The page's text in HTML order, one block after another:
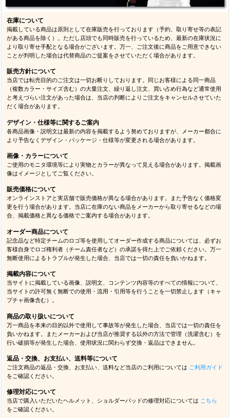
在庫について
掲載している商品は原則として在庫販売を行っております（予約、取り寄せ等の表記
がある商品を除く）。ただし店頭でも同時販売を行っているため、最新の在庫状況に
より取り寄せ手配となる場合がございます。万一、ご注文後に商品をご用意できない
ことが判明した場合は代替商品のご提案をさせていただく場合があります。
販売方針について
当店では転売目的のご注文は一切お断りしております。同じお客様による同一商品
（複数カラー・サイズ含む）の大量注文、繰り返し注文、買い占め行為など通常使用
と考えづらい注文があった場合は、当店の判断によりご注文をキャンセルさせていた
だく場合があります。
デザイン・仕様等に関するご案内
各商品画像・説明文は最新の内容を掲載するよう努めておりますが、メーカー都合に
より予告なくデザイン・パッケージ・仕様等が変更される場合があります。
画像・カラーについて
ご使用のモニタ環境等により実物とカラーが異なって見える場合があります。掲載画
像はイメージとしてご覧ください。
販売価格について
オンラインストアと実店舗で販売価格が異なる場合があります。また予告なく価格変
更を行う場合があります。当店に在庫のない商品をメーカーから取り寄せるなどの場
合、掲載価格と異なる価格でご案内する場合があります。
オーダー商品について
記念品など特定チームのロゴ等を使用してオーダー作成する商品については、必ずお
客様自身でロゴ権利者（チーム責任者など）の承諾を得た上でご依頼ください。万一
無断使用によるトラブルが発生した場合、当店では一切の責任を負いかねます。
掲載内容について
当サイトに掲載している画像、説明文、コンテンツ内容等のすべての情報について、
当サイトの許可無く無断での使用・流用・引用等を行うことを一切禁止します（キャ
プチャ画像含む）。
商品の取り扱いについて
万一商品を本来の目的以外で使用して事故等が発生した場合、当店では一切の責任を
負いかねます。またメーカーおよび当店が推奨する以外の方法で管理（洗濯含む）を
行い破損等が発生した場合、使用状況に関わらず交換・返品はできません。
返品・交換、お支払い、送料等について
ご注文商品の返品・交換、お支払い、送料など当店のご利用については ご利用ガイド
をご確認ください。
修理対応について
当店で購入いただいたヘルメット、ショルダーパッドの修理対応については こちら
をご確認ください。